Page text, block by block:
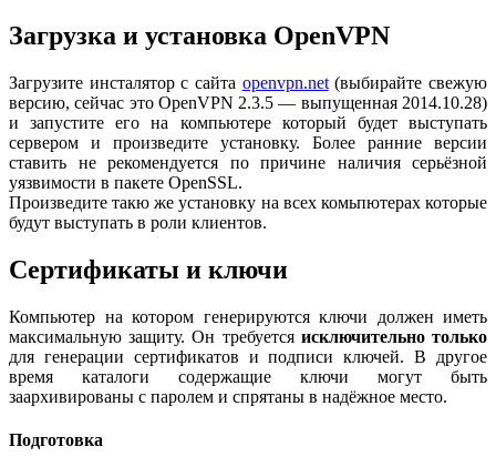
Загрузка и установка OpenVPN
Загрузите инсталятор с сайта openvpn.net(выбирайте свежую
версию, сейчас это OpenVPN 2.3.5 — выпущенная 2014.10.28)
и запустите его на компьютере который будет выступать
сервером и произведите установку. Более ранние версии
ставить не рекомендуется по причине наличия серьёзной
уязвимости в пакете OpenSSL.
Произведите такю же установку на всех комьпютерах которые
будут выступать в роли клиентов.
Сертификаты и ключи
Компьютер на котором генерируются ключи должен иметь
максимальную защиту. Он требуется исключительно только
для генерации сертификатов и подписи ключей. В другое
время каталоги содержащие ключи могут быть
заархивированы с паролем и спрятаны в надёжное место.
Подготовка